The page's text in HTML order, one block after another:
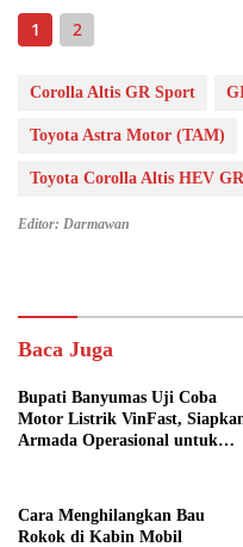
1
2
Corolla Altis GR Sport
Toyota Astra Motor (TAM)
Toyota Corolla Altis HEV
Editor: Darmawan
Baca Juga
Bupati Banyumas Uji Coba
Motor Listrik VinFast,
Armada Operasional untuk
Cara Menghilangkan Bau
Rokok di Kabin Mobil